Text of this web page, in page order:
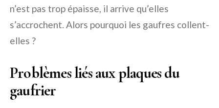
n’est pas trop épaisse, il arrive qu’elles
s’accrochent. Alors pourquoi les gaufres collent-
elles ?
Problèmes liés aux plaques du
gaufrier